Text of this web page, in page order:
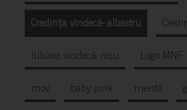
Credința vindecă- albastru
Iubirea vindecă- roșu
Logo
mov
baby pink mentă